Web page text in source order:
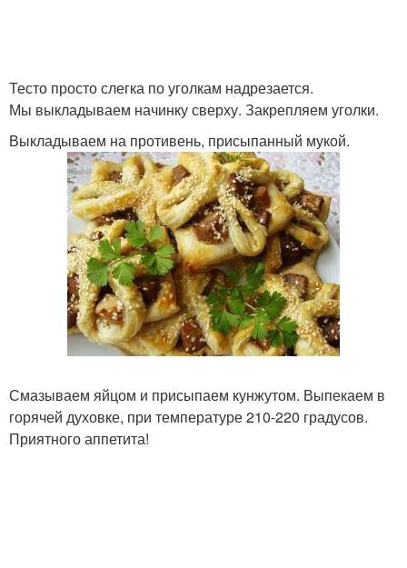
Тесто просто слегка по уголкам надрезается.
Мы выкладываем начинку сверху. Закрепляем уголки.
Выкладываем на противень, присыпанный мукой.
Смазываем яйцом и присыпаем кунжутом. Выпекаем в
горячей духовке, при температуре 210-220 градусов.
Приятного аппетита!